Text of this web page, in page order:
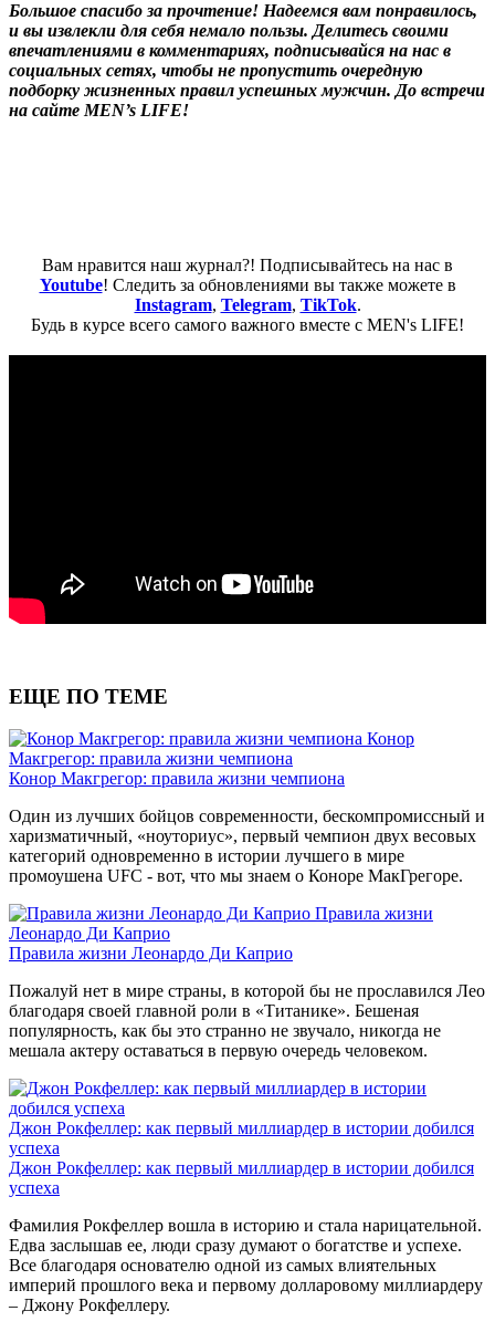
Большое спасибо за прочтение! Надеемся вам понравилось,
и вы извлекли для себя немало пользы. Делитесь своими
впечатлениями в комментариях, подписывайся на нас в
социальных сетях, чтобы не пропустить очередную
подборку жизненных правил успешных мужчин. До встречи
на сайте MEN’s LIFE!
Вам нравится наш журнал?! Подписывайтесь на нас в
Youtube! Следить за обновлениями вы также можете в
Instagram, Telegram, TikTok.
Будь в курсе всего самого важного вместе с MEN's LIFE!
ЕЩЕ ПО ТЕМЕ
Конор
Макгрегор: правила жизни чемпиона
Конор Макгрегор: правила жизни чемпиона
Один из лучших бойцов современности, бескомпромиссный и
харизматичный, «ноуториус», первый чемпион двух весовых
категорий одновременно в истории лучшего в мире
промоушена UFC - вот, что мы знаем о Коноре МакГрегоре.
Правила жизни
Леонардо Ди Каприо
Правила жизни Леонардо Ди Каприо
Пожалуй нет в мире страны, в которой бы не прославился Лео
благодаря своей главной роли в «Титанике». Бешеная
популярность, как бы это странно не звучало, никогда не
мешала актеру оставаться в первую очередь человеком.
Джон Рокфеллер: как первый миллиардер в истории добился
успеха
Джон Рокфеллер: как первый миллиардер в истории добился
успеха
Фамилия Рокфеллер вошла в историю и стала нарицательной.
Едва заслышав ее, люди сразу думают о богатстве и успехе.
Все благодаря основателю одной из самых влиятельных
империй прошлого века и первому долларовому миллиардеру
– Джону Рокфеллеру.